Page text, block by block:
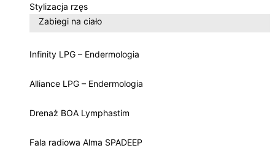
Stylizacja rzęs
Zabiegi na ciało
Infinity LPG – Endermologia
Alliance LPG – Endermologia
Drenaż BOA Lymphastim
Fala radiowa Alma SPADEEP